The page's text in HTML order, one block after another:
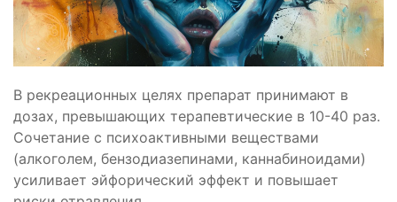
В рекреационных целях препарат принимают в
дозах, превышающих терапевтические в 10-40 раз.
Сочетание с психоактивными веществами
(алкоголем, бензодиазепинами, каннабиноидами)
усиливает эйфорический эффект и повышает